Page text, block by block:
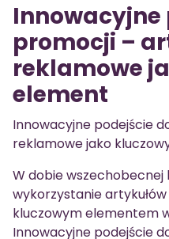
Innowacyjne
promocji –
reklamowe
element
Innowacyjne podejście
reklamowe jako
W dobie
wykorzystanie
kluczowym elementem
Innowacyjne podejście